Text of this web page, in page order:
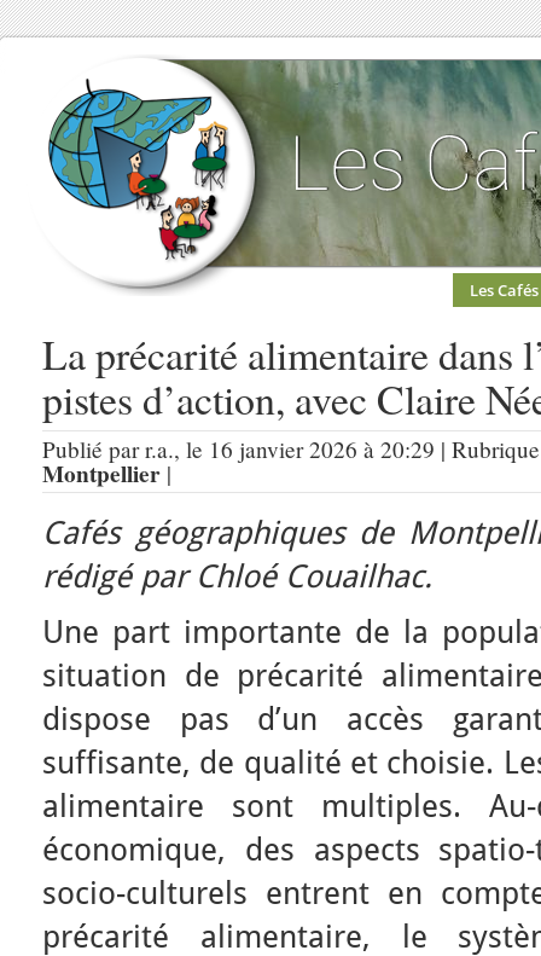
Les Cafés
La précarité alimentaire dans
pistes d’action, avec Claire
Publié par r.a., le 16 janvier 2026 à 20:29 |
Montpellier |
Cafés géographiques de
rédigé par Chloé Couailhac.
Une part importante de la
situation de précarité
dispose pas d’un accès
suffisante, de qualité et choisie.
alimentaire sont multiples.
économique, des aspects
socio-culturels entrent en
précarité alimentaire, le